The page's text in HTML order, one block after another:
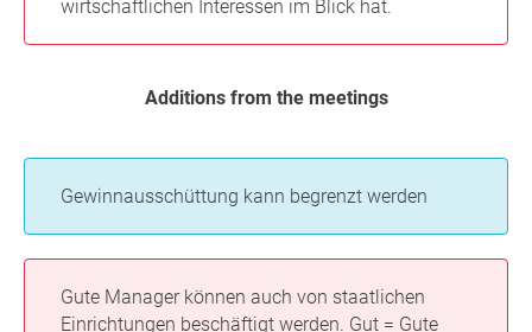
wirtschaftlichen Interessen im Blick hat.
Additions from the meetings
Gewinnausschüttung kann begrenzt werden
Gute Manager können auch von staatlichen
Einrichtungen beschäftigt werden. Gut = Gute